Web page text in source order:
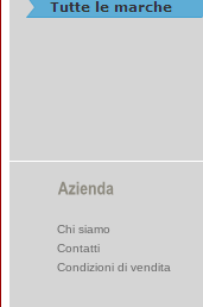
Chi siamo
Contatti
Condizioni di vendita